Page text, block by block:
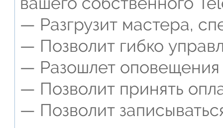
— Разгрузит мастера,
— Позволит гибко
— Разошлет оповещения
— Позволит принять
— Позволит